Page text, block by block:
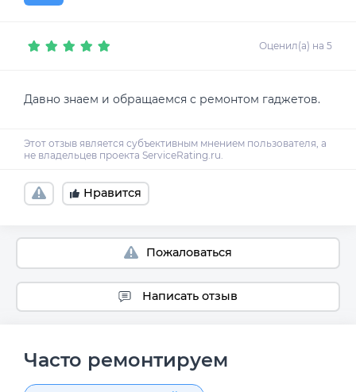
Оценил(а) на 5
Давно знаем и обращаемся с ремонтом гаджетов.
Нравится
Пожаловаться
Написать отзыв
Часто ремонтируем